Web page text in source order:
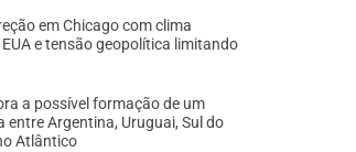
em Chicago com clima
e tensão geopolítica limitando
a possível formação de um
entre Argentina, Uruguai, Sul do
Atlântico